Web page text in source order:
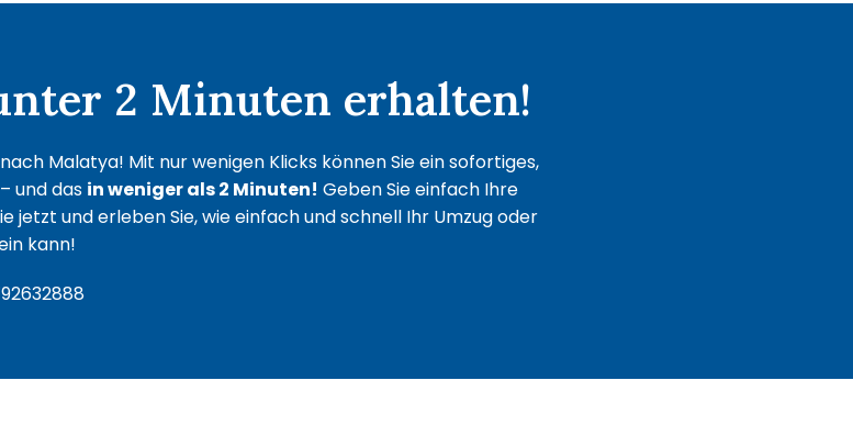
2 Minuten erhalten!
Malatya! Mit nur wenigen Klicks können Sie ein sofortiges,
und das in weniger als 2 Minuten! Geben Sie einfach Ihre
jetzt und erleben Sie, wie einfach und schnell Ihr Umzug oder
kann!